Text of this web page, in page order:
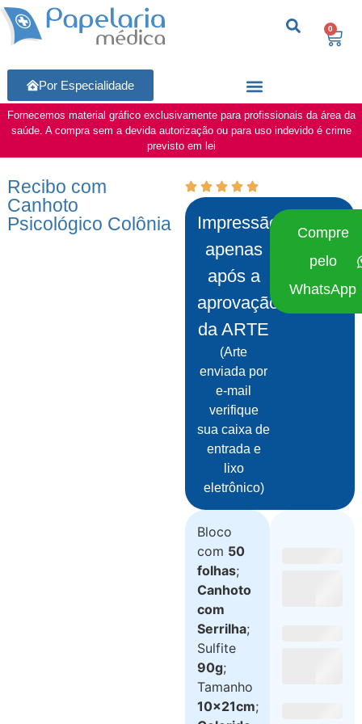
0
Por Especialidade
Fornecemos material gráfico exclusivamente para profissionais da área da
saúde. A compra sem a devida autorização ou para uso indevido é crime
previsto em lei
Recibo com
Canhoto
Psicológico Colônia
Impressão
apenas
após a
aprovação
da ARTE
(Arte
enviada por
e-mail
verifique
sua caixa de
entrada e
lixo
eletrônico)
Compre
pelo
WhatsApp
Bloco
com 50
folhas;
Canhoto
com
Serrilha;
Sulfite
90g;
Tamanho
10x21cm;